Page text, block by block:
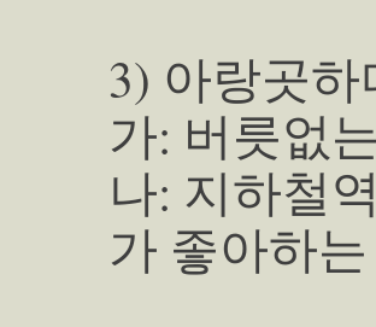
3) 아랑곳하
가: 버릇없
나: 지하철
가 좋아하